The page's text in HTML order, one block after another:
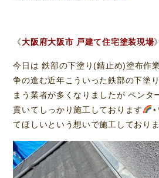
《大阪府大阪市 戸建て住宅塗装現場》
今日は 鉄部の下塗り(錆止め)塗布作
争の進む近年こういった鉄部の下塗
まう業者が多くなりましたが ペンタ
貫いてしっかり施工しております
てほしいという想いで施工しており